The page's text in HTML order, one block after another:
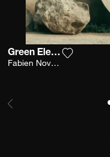
Green Elegance
Fabien Novarino